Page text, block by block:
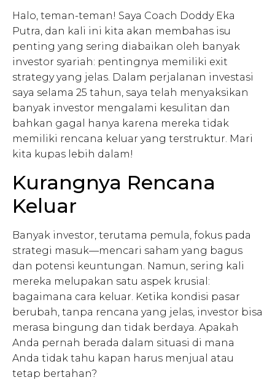
Halo, teman-teman! Saya Coach Doddy Eka
Putra, dan kali ini kita akan membahas isu
penting yang sering diabaikan oleh banyak
investor syariah: pentingnya memiliki exit
strategy yang jelas. Dalam perjalanan investasi
saya selama 25 tahun, saya telah menyaksikan
banyak investor mengalami kesulitan dan
bahkan gagal hanya karena mereka tidak
memiliki rencana keluar yang terstruktur. Mari
kita kupas lebih dalam!
Kurangnya Rencana
Keluar
Banyak investor, terutama pemula, fokus pada
strategi masuk—mencari saham yang bagus
dan potensi keuntungan. Namun, sering kali
mereka melupakan satu aspek krusial:
bagaimana cara keluar. Ketika kondisi pasar
berubah, tanpa rencana yang jelas, investor bisa
merasa bingung dan tidak berdaya. Apakah
Anda pernah berada dalam situasi di mana
Anda tidak tahu kapan harus menjual atau
tetap bertahan?